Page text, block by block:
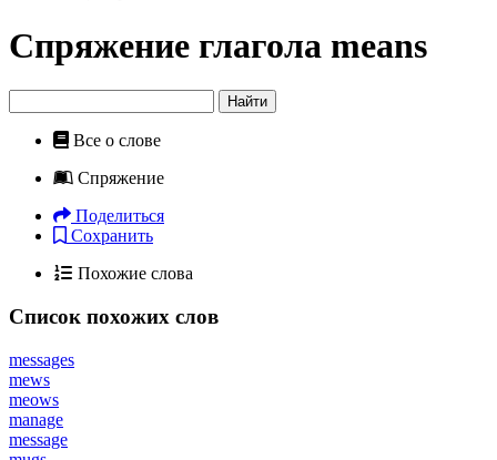
Спряжение глагола means
Найти
Все о слове
Спряжение
Поделиться
Сохранить
Похожие слова
Список похожих слов
messages
mews
meows
manage
message